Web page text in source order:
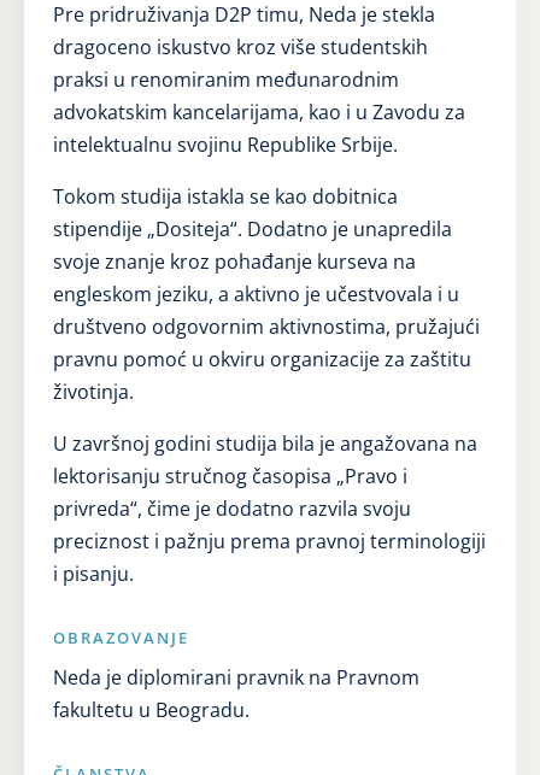
Pre pridruživanja D2P timu, Neda je stekla
dragoceno iskustvo kroz više studentskih
praksi u renomiranim međunarodnim
advokatskim kancelarijama, kao i u Zavodu za
intelektualnu svojinu Republike Srbije.
Tokom studija istakla se kao dobitnica
stipendije „Dositeja“. Dodatno je unapredila
svoje znanje kroz pohađanje kurseva na
engleskom jeziku, a aktivno je učestvovala i u
društveno odgovornim aktivnostima, pružajući
pravnu pomoć u okviru organizacije za zaštitu
životinja.
U završnoj godini studija bila je angažovana na
lektorisanju stručnog časopisa „Pravo i
privreda“, čime je dodatno razvila svoju
preciznost i pažnju prema pravnoj terminologiji
i pisanju.
OBRAZOVANJE
Neda je diplomirani pravnik na Pravnom
fakultetu u Beogradu.